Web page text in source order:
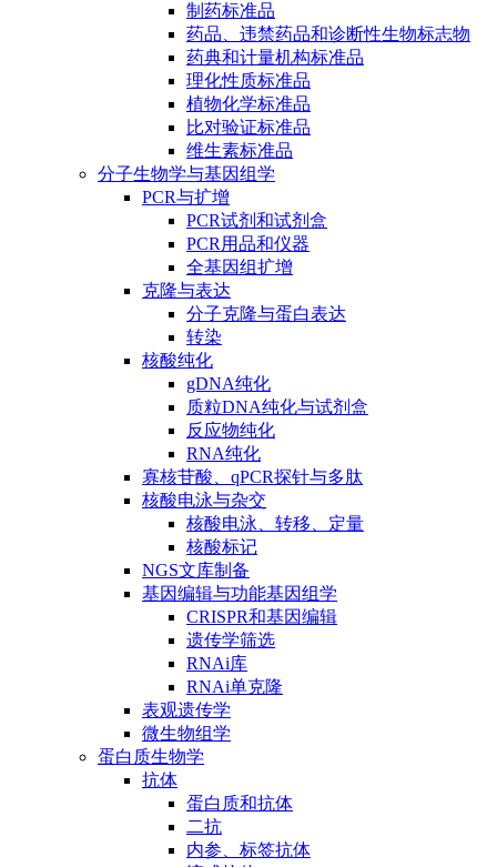
制药标准品
药品、违禁药品和诊断性生物标志物
药典和计量机构标准品
理化性质标准品
植物化学标准品
比对验证标准品
维生素标准品
分子生物学与基因组学
PCR与扩增
PCR试剂和试剂盒
PCR用品和仪器
全基因组扩增
克隆与表达
分子克隆与蛋白表达
转染
核酸纯化
gDNA纯化
质粒DNA纯化与试剂盒
反应物纯化
RNA纯化
寡核苷酸、qPCR探针与多肽
核酸电泳与杂交
核酸电泳、转移、定量
核酸标记
NGS文库制备
基因编辑与功能基因组学
CRISPR和基因编辑
遗传学筛选
RNAi库
RNAi单克隆
表观遗传学
微生物组学
蛋白质生物学
抗体
蛋白质和抗体
二抗
内参、标签抗体